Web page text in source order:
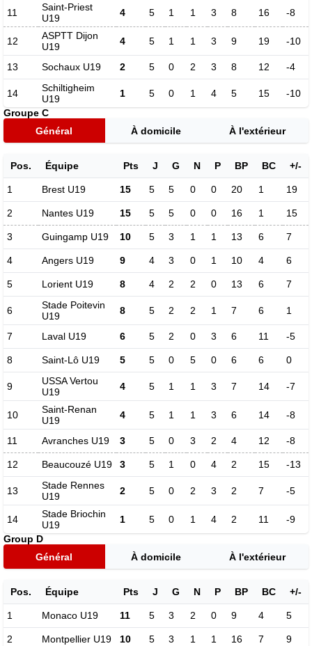
11
Saint-Priest
U19
4 5 1 1 3 8 16 -8
12
ASPTT Dijon
U19
4 5 1 1 3 9 19 -10
13 Sochaux U19 2 5 0 2 3 8 12 -4
14
Schiltigheim
U19
1 5 0 1 4 5 15
-10
Groupe C
Général
À domicile À l'extérieur
Pos. Équipe Pts J G N P BP BC +/-
1 Brest U19 15 5 5 0 0 20 1 19
2 Nantes U19 15 5 5 0 0 16 1 15
3 Guingamp U19 10 5 3 1 1 13 6 7
4 Angers U19 9 4 3 0 1 10 4 6
5 Lorient U19 8 4 2 2 0 13 6 7
6
Stade Poitevin
U19
8 5 2 2 1 7 6 1
7 Laval U19 6 5 2 0 3 6 11 -5
8 Saint-Lô U19 5 5 0 5 0 6 6 0
9
USSA Vertou
U19
4 5 1 1 3 7 14 -7
10
Saint-Renan
U19
4 5 1 1 3 6 14 -8
11 Avranches U19 3 5 0 3 2 4 12 -8
12 Beaucouzé U19 3 5 1 0 4 2 15 -13
13
Stade Rennes
U19
2 5 0 2 3 2 7 -5
14
Stade Briochin
U19
1 5 0 1 4 2 11
-9
Group D
Général
À domicile À l'extérieur
Pos. Équipe Pts J G N P BP BC +/-
1 Monaco U19 11 5 3 2 0 9 4 5
2 Montpellier U19 10 5 3 1 1 16 7 9